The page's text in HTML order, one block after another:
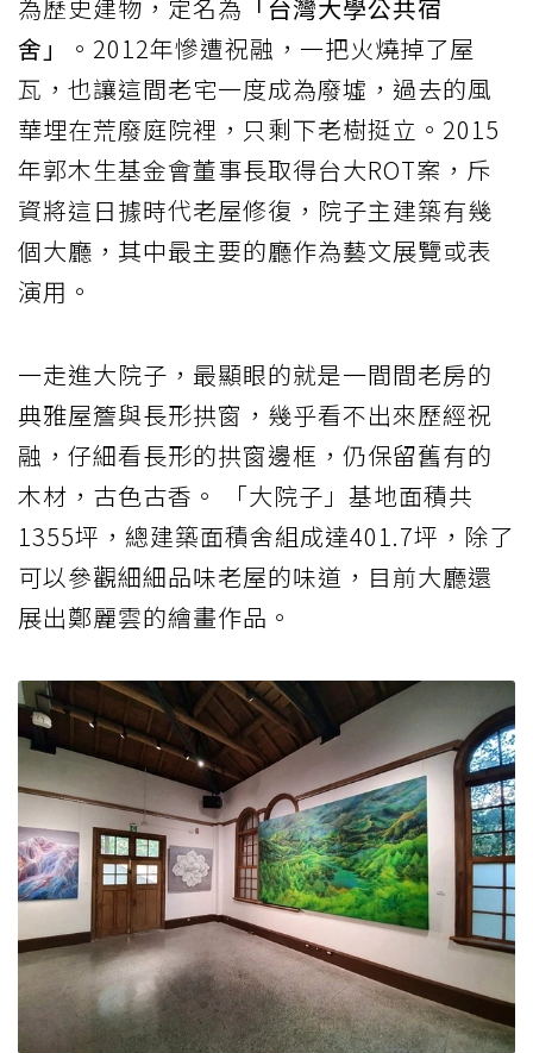
為歷史建物，定名為 「台灣大學公共宿
舍」
。2012年慘遭祝融，一把火燒掉了屋
瓦，也讓這間老宅一度成為廢墟，過去的風
華埋在荒廢庭院裡，只剩下老樹挺立。2015
年郭木生基金會董事長取得台大ROT案，斥
資將這日據時代老屋修復，院子主建築有幾
個大廳，其中最主要的廳作為藝文展覽或表
演用。
一走進大院子，最顯眼的就是一間間老房的
典雅屋簷與長形拱窗，幾乎看不出來歷經祝
融，仔細看長形的拱窗邊框，仍保留舊有的
木材，古色古香。 「大院子」基地面積共
1355坪，總建築面積舍組成達401.7坪，除了
可以參觀細細品味老屋的味道，目前大廳還
展出鄭麗雲的繪畫作品。